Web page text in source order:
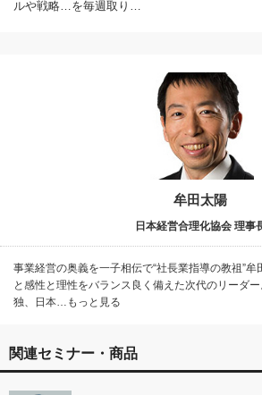
ルや戦略…を毎週取り…
牟田太陽
日本経営合理化協会 理事
事業経営の奥義を一子相伝で“社長業指導の教祖”
と感性と理性をバランス良く備えた次代のリーダ
独、日本…もっと見る
関連セミナー・商品